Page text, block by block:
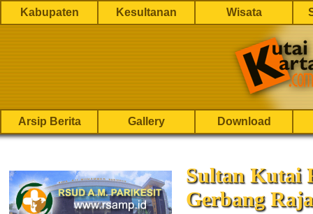
Kabupaten Kesultanan Wisata
Arsip Berita Gallery Download
Sultan Kutai
Gerbang Raja